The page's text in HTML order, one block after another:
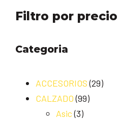
Filtro por precio
Categoria
ACCESORIOS (29)
CALZADO (99)
Asic (3)